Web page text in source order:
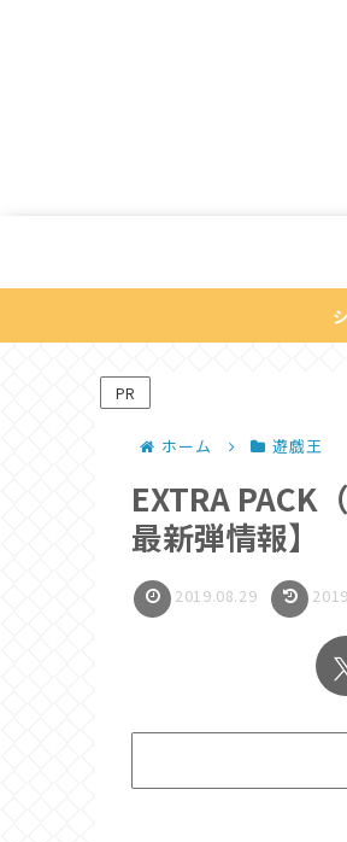
PR
ホーム 遊戯王
EXTRA PACK
最新弾情報】
2019.08.29